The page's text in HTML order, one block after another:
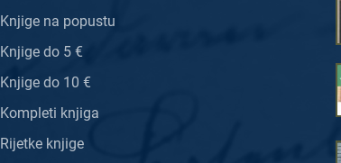
Knjige na popustu
Knjige do 5 €
Knjige do 10 €
Kompleti knjiga
Rijetke knjige